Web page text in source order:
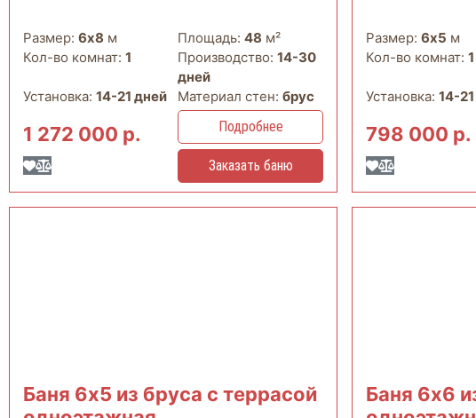
Размер: 6х8 м Площадь: 48 м²
Кол-во комнат: 1 Производство: 14-30
дней
Установка: 14-21 дней Материал стен: брус
1 272 000 р. Подробнее
Заказать баню
Размер:6х5 м
Кол-во комнат:1
Установка:14-
798 000 р.
Баня 6х5 из бруса с террасой
Баня 6х6